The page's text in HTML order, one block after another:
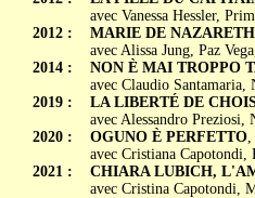
2012 :
2014 :
2019 :
2020 :
2021 :
avec Vanessa Hessler,
MARIE DE
avec Alissa Jung, Paz
NON È MAI TROPPO
avec Claudio
LA LIBERTÉ DE
avec Alessandro
OGUNO È PERFETTO,
avec Cristiana
CHIARA LUBICH,
avec Cristina Capotondi,